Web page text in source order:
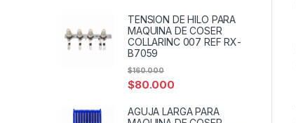
TENSION DE HILO PARA
MAQUINA DE COSER
COLLARINC 007 REF RX-
B7059
$80.000
$160.000
AGUJA LARGA PARA